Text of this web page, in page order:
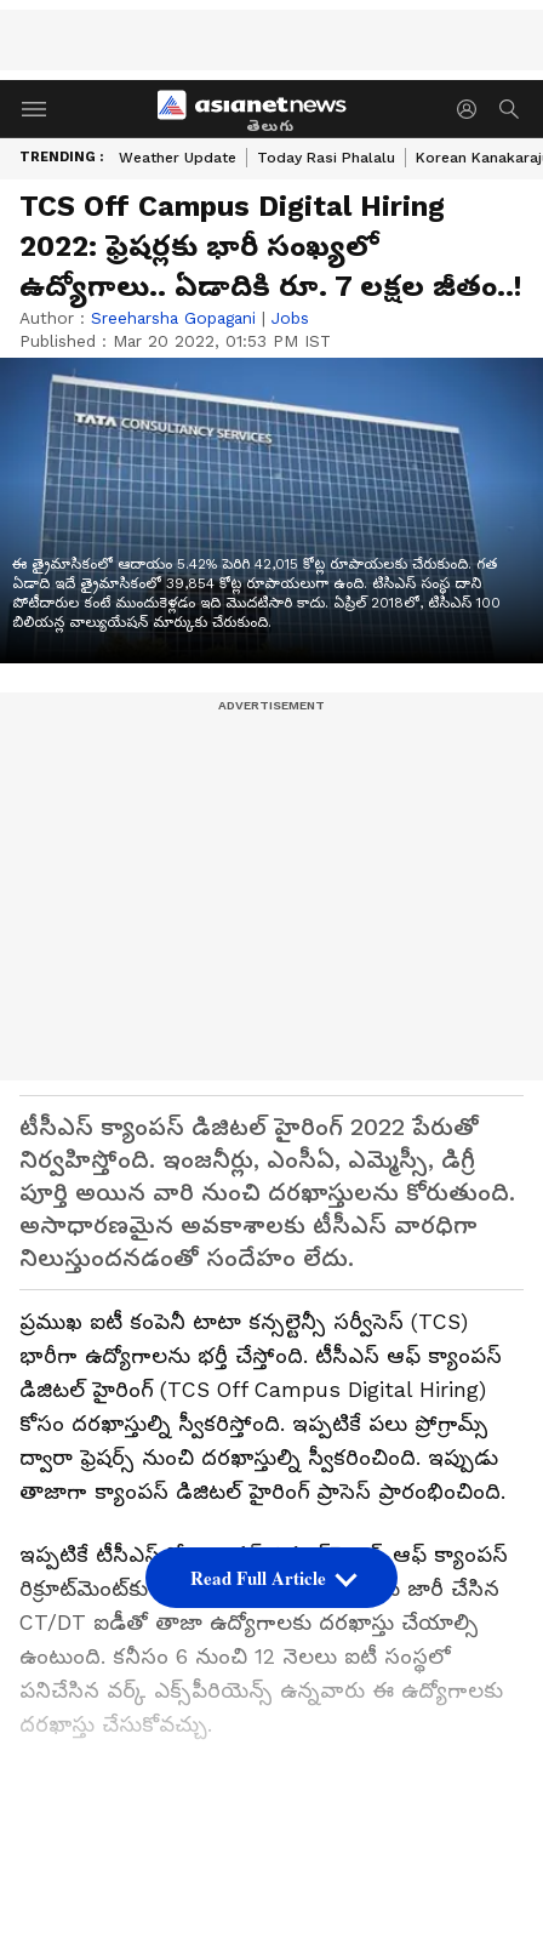
తెలుగు
TRENDING : Weather Update Today Rasi Phalalu Korean
TCS Off Campus Digital Hiring
2022: ఫ్రెషర్లకు భారీ సంఖ్యలో
ఉద్యోగాలు.. ఏడాదికి రూ. 7 ల‌క్ష‌ల‌ జీతం..!
Author : Sreeharsha Gopagani | Jobs
Published : Mar 20 2022, 01:53 PM IST
ఈ త్రైమాసికంలో ఆదాయం 5.42% పెరిగి 42,015 కోట్ల రూపాయలకు చేరుకుంది. గత
ఏడాది ఇదే త్రైమాసికంలో 39,854 కోట్ల రూపాయలుగా ఉంది. టి‌సి‌ఎస్ సంస్థ దాని
పోటీదారుల కంటే ముందుకెళ్లడం ఇది మొదటిసారి కాదు. ఏప్రిల్ 2018లో, టిసిఎస్ 100
బిలియన్ల వాల్యుయేషన్ మార్కుకు చేరుకుంది.
టీసీఎస్ క్యాంపస్ డిజిటల్ హైరింగ్‌ 2022 పేరుతో
నిర్వహిస్తోంది. ఇంజ‌నీర్లు, ఎంసీఏ, ఎమ్మెస్సీ, డిగ్రీ
పూర్తి అయిన వారి నుంచి ద‌ర‌ఖాస్తుల‌ను కోరుతుంది.
అసాధార‌ణ‌మైన అవ‌కాశాల‌కు టీసీఎస్ వార‌ధిగా
నిలుస్తుంద‌న‌డంతో సందేహం లేదు.
ప్రముఖ ఐటీ కంపెనీ టాటా కన్సల్టెన్సీ సర్వీసెస్‌ (TCS)
భారీగా ఉద్యోగాలను భర్తీ చేస్తోంది. టీసీఎస్ ఆఫ్ క్యాంపస్
డిజిటల్ హైరింగ్ (TCS Off Campus Digital Hiring)
కోసం దరఖాస్తుల్ని స్వీకరిస్తోంది. ఇప్పటికే పలు ప్రోగ్రామ్స్
ద్వారా ఫ్రెషర్స్ నుంచి దరఖాస్తుల్ని స్వీకరించింది. ఇప్పుడు
తాజాగా క్యాంపస్ డిజిటల్ హైరింగ్ ప్రాసెస్ ప్రారంభించింది.
ఇప్పటికే టీసీఎస్‌లో క్యాంపస్ రిక్రూట్‌మెంట్, ఆఫ్ క్యాంపస్
రిక్రూట్‌మెంట్‌కు హాజరైన అభ్యర్థులు అప్పుడు జారీ చేసిన
CT/DT ఐడీతో తాజా ఉద్యోగాలకు దరఖాస్తు చేయాల్సి
ఉంటుంది. కనీసం 6 నుంచి 12 నెలలు ఐటీ సంస్థలో
పనిచేసిన వర్క్ ఎక్స్‌పీరియెన్స్ ఉన్నవారు ఈ ఉద్యోగాలకు
దరఖాస్తు చేసుకోవచ్చు.
Read Full Article